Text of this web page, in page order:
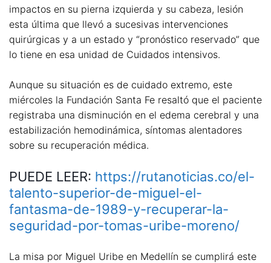
impactos en su pierna izquierda y su cabeza, lesión
esta última que llevó a sucesivas intervenciones
quirúrgicas y a un estado y “pronóstico reservado” que
lo tiene en esa unidad de Cuidados intensivos.
Aunque su situación es de cuidado extremo, este
miércoles la Fundación Santa Fe resaltó que el paciente
registraba una disminución en el edema cerebral y una
estabilización hemodinámica, síntomas alentadores
sobre su recuperación médica.
PUEDE LEER: https://rutanoticias.co/el-
talento-superior-de-miguel-el-
fantasma-de-1989-y-recuperar-la-
seguridad-por-tomas-uribe-moreno/
La misa por Miguel Uribe en Medellín se cumplirá este